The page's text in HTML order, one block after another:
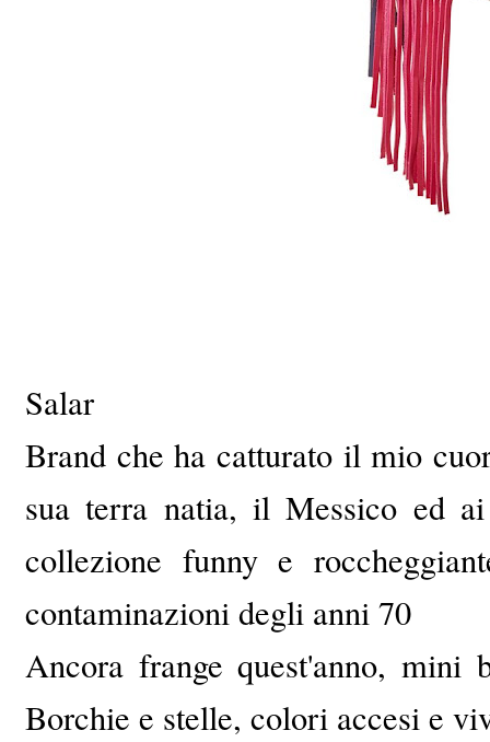
Salar
Brand che ha catturato il mio
sua terra natia, il Messico ed
collezione funny e
contaminazioni degli anni 70
Ancora frange quest'anno,
Borchie e stelle, colori accesi e